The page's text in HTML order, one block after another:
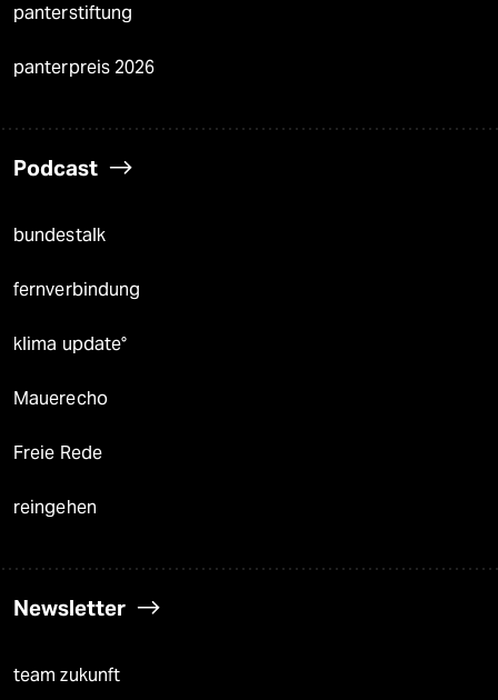
panterstiftung
panterpreis 2026
Podcast
bundestalk
fernverbindung
klima update°
Mauerecho
Freie Rede
reingehen
Newsletter
team zukunft